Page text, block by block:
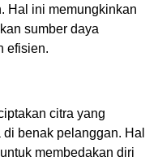
Hal ini memungkinkan
sumber daya
efisien.
citra yang
benak pelanggan. Hal
membedakan diri